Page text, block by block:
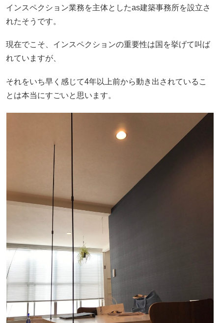
インスペクション業務を主体としたas建築事務所を設立さ
れたそうです。
現在でこそ、インスペクションの重要性は国を挙げて叫ば
れていますが、
それをいち早く感じて4年以上前から動き出されているこ
とは本当にすごいと思います。